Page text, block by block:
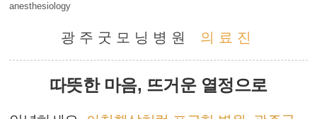
anesthesiology
광주굿모닝병원 의료진
따뜻한 마음, 뜨거운 열정으로